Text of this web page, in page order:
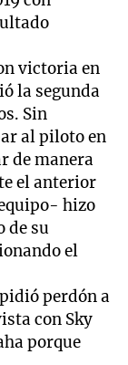
victoria en
la segunda
Sin
al piloto en
de manera
el anterior
hizo
de su
el
perdón a
con Sky
porque